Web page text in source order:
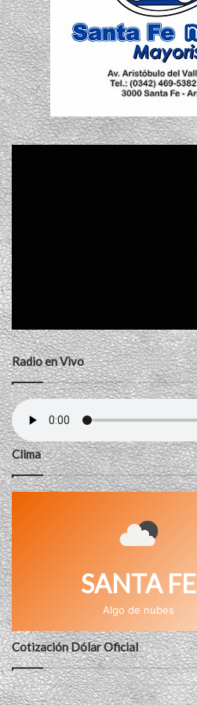
Radio en Vivo
Clima
SANTA FE
Algo de nubes
Cotización Dólar Oficial